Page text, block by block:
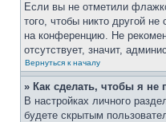
Если вы не отметили
того, чтобы никто другой
на конференцию. Не
отсутствует, значит,
Вернуться к началу
» Как сделать, чтобы я не
В настройках личного
будете скрытым